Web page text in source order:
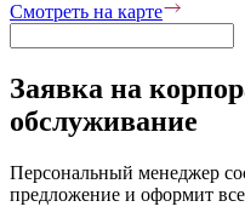
Смотреть на карте
Заявка на
обслуживание
Персональный менеджер
предложение и оформит